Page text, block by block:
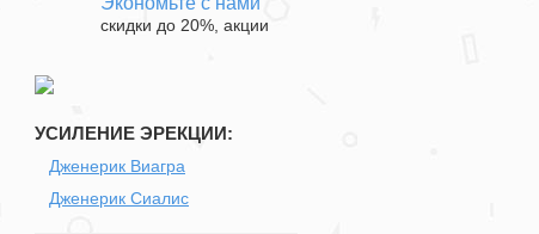
скидки до 20%, акции
УСИЛЕНИЕ ЭРЕКЦИИ:
Дженерик Виагра
Дженерик Сиалис